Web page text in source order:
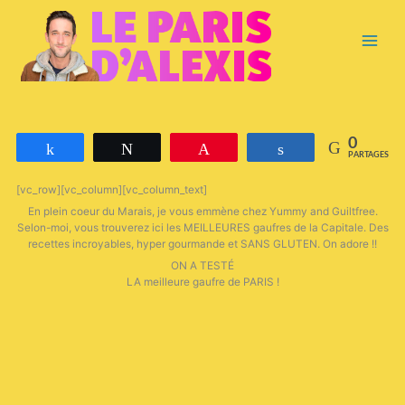
Menu
Partagez 0
PARTAGES
[vc_row][vc_column][vc_column_text]
En plein coeur du Marais, je vous emmène chez Yummy and Guiltfree.
Selon-moi, vous trouverez ici les MEILLEURES gaufres de la Capitale. Des
recettes incroyables, hyper gourmande et SANS GLUTEN. On adore !!
ON A TESTÉ
LA meilleure gaufre de PARIS !